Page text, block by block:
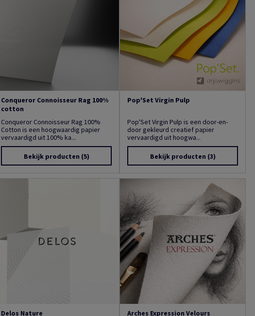
Conqueror Connoisseur Rag 100%
cotton
Conqueror Connoisseur Rag 100%
Cotton is een hoogwaardig papier
vervaardigd uit 100% ka...
Bekijk producten (5)
Pop'Set Virgin Pulp
Pop'Set Virgin Pulp is een door-en-
door gekleurd creatief papier
vervaardigd uit hoogwa...
Bekijk producten (3)
Delos Nature
Arches Expression Velours